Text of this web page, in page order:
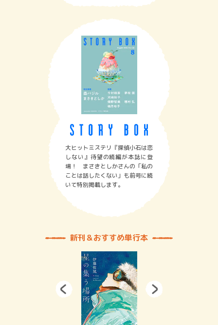
大ヒットミステリ『探偵小石は恋
しない』待望の続編が本誌に登
場！ まさきとしかさんの「私の
ことは話したくない」も前号に続
いて特別掲載します。
新刊＆おすすめ単行本